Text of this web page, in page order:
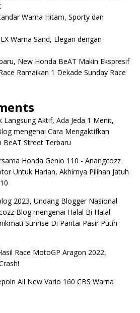
Warna Hitam, Sporty dan
Warna Sand, Elegan dengan
New Honda BeAT Makin Ekspresif
Ramaikan 1 Dekade Sunday Race
Langsung Aktif, Ada Jeda 1 Menit,
mengenai Cara Mengaktifkan
BeAT Street Terbaru
Honda Genio 110 - Anangcozz
Untuk Harian, Akhirnya Pilihan Jatuh
2023, Undang Blogger Nasional
Blogmengenai Halal Bi Halal
Sunrise Di Pantai Pasir Putih
Race MotoGP Aragon 2022,
All New Vario 160 CBS Warna